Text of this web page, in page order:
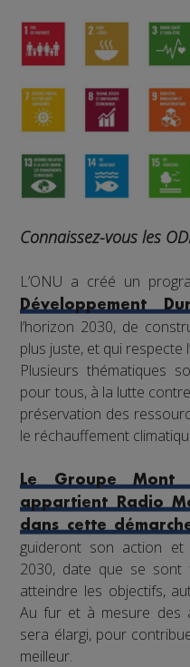
Connaissez-vous les
L’ONU a créé un
Développement
l’horizon 2030, de
plus juste, et qui respecte
Plusieurs thématiques
pour tous, à la lutte
préservation des
le réchauffement
Le Groupe Mont
appartient Radio
dans cette
guideront son action et
2030, date que se sont
atteindre les objectifs,
Au fur et à mesure des
sera élargi, pour
meilleur.